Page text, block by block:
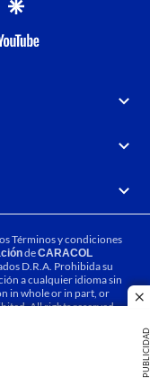
PUBLICIDAD
youtube-
Términos y condiciones
deCARACOL
D.R.A. Prohibida su
a cualquier idioma sin
in whole or in part, or
All rights reserved